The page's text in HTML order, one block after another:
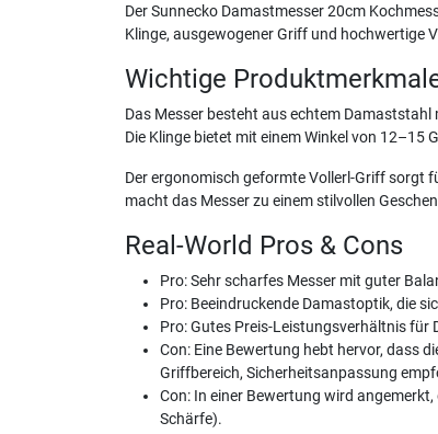
Der Sunnecko Damastmesser 20cm
Klinge, ausgewogener Griff und hochwertige
Wichtige
Das Messer besteht aus echtem
Die Klinge bietet mit einem Winkel von
Der ergonomisch geformte Vollerl-Griff sorgt
macht das Messer zu einem stilvollen
Real-World Pros & Cons
Pro: Sehr scharfes Messer mit guter
Pro: Beeindruckende Damastoptik, die
Pro: Gutes Preis-Leistungsverhältnis für
Con: Eine Bewertung hebt hervor, dass
Griffbereich, Sicherheitsanpassung
Con: In einer Bewertung wird
Schärfe).